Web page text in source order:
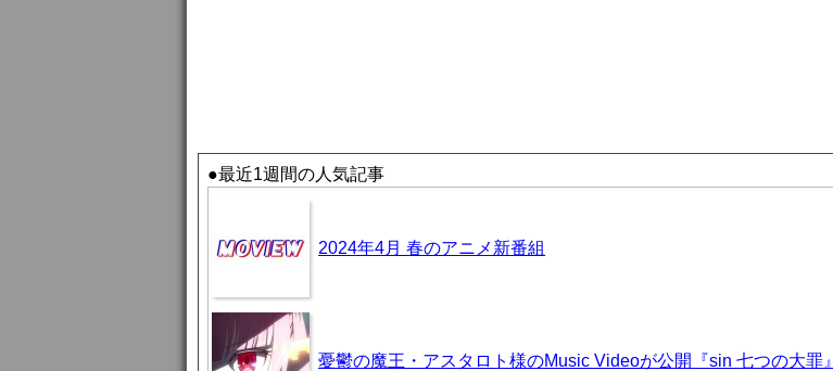
●最近1週間の人気記事
2024年4月 春のアニメ新番組
憂鬱の魔王・アスタロト様のMusic Videoが公開『sin 七つの大罪』